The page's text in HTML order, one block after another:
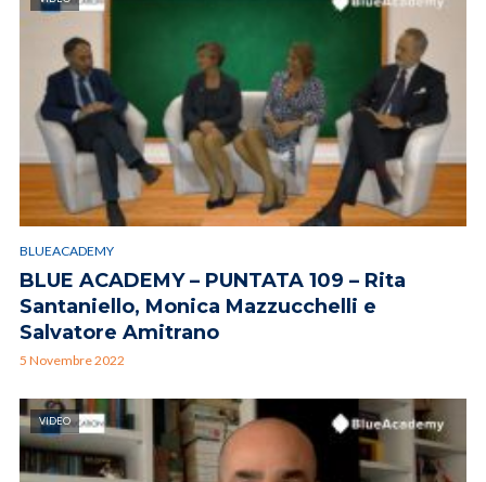
BLUEACADEMY
BLUE ACADEMY – PUNTATA 109 – Rita
Santaniello, Monica Mazzucchelli e
Salvatore Amitrano
5 Novembre 2022
VIDEO